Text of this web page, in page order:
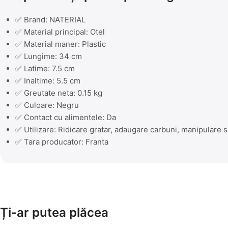
✅ Brand: NATERIAL
✅ Material principal: Otel
✅ Material maner: Plastic
✅ Lungime: 34 cm
✅ Latime: 7.5 cm
✅ Inaltime: 5.5 cm
✅ Greutate neta: 0.15 kg
✅ Culoare: Negru
✅ Contact cu alimentele: Da
✅ Utilizare: Ridicare gratar, adaugare carbuni, manipulare
✅ Tara producator: Franta
Ți-ar putea plăcea